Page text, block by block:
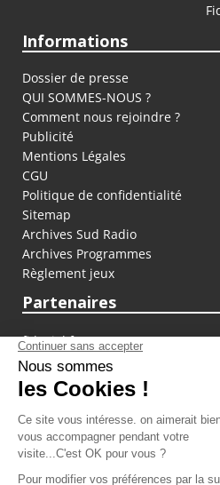
Informations
Dossier de presse
QUI SOMMES-NOUS ?
Comment nous rejoindre ?
Publicité
Mentions Légales
CGU
Politique de confidentialité
Sitemap
Archives Sud Radio
Archives Programmes
Règlement jeux
Partenaires
fiducial.fr
lyoncapitale.fr
olympique-et-lyonnais.com
L'application Iphone /
Téléchargez